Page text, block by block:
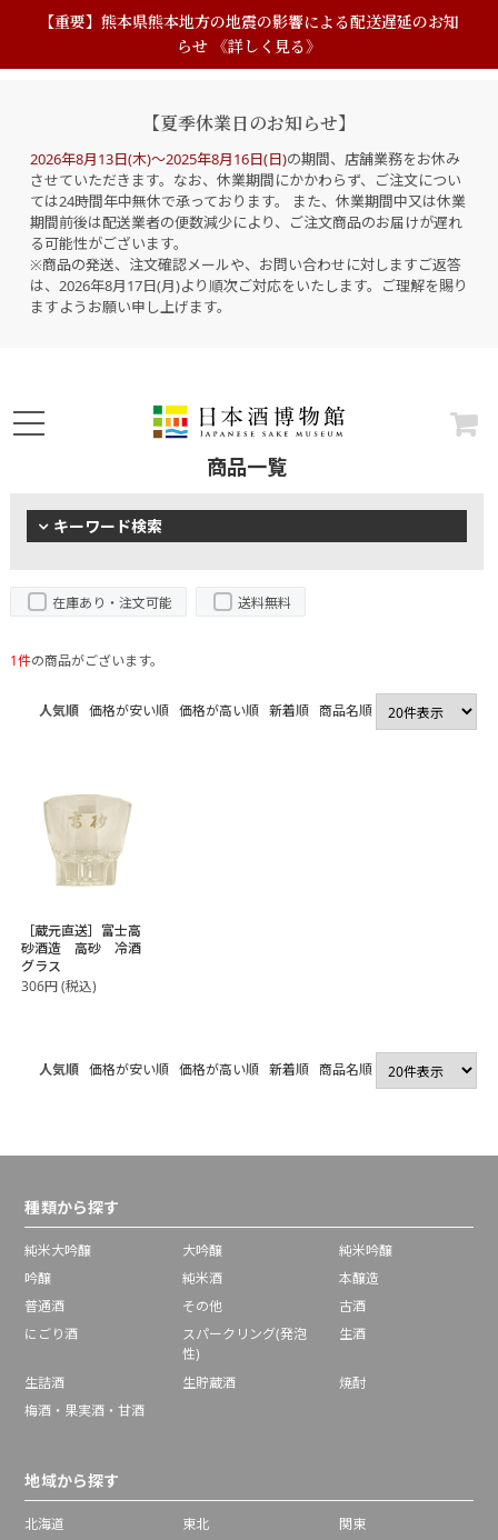
【重要】熊本県熊本地方の地震の影響による配送遅延のお知
らせ 《詳しく見る》
【夏季休業日のお知らせ】
2026年8月13日(木)～2025年8月16日(日)の期間、店舗業務をお休み
させていただきます。なお、休業期間にかかわらず、ご注文につい
ては24時間年中無休で承っております。 また、休業期間中又は休業
期間前後は配送業者の便数減少により、ご注文商品のお届けが遅れ
る可能性がございます。
※商品の発送、注文確認メールや、お問い合わせに対しますご返答
は、2026年8月17日(月)より順次ご対応をいたします。ご理解を賜り
ますようお願い申し上げます。
商品一覧
キーワード検索
在庫あり・注文可能 送料無料
1件の商品がございます。
人気順 価格が安い順 価格が高い順 新着順 商品名順
［蔵元直送］富士高
砂酒造 高砂 冷酒
グラス
306円(税込)
人気順 価格が安い順 価格が高い順 新着順 商品名順
種類から探す
純米大吟醸 大吟醸
純米吟醸
吟醸
純米酒
本醸造
普通酒
その他
古酒
にごり酒
スパークリング(発泡
性)
生酒
生詰酒 生貯蔵酒
焼酎
梅酒・果実酒・甘酒
地域から探す
北海道 東北
関東